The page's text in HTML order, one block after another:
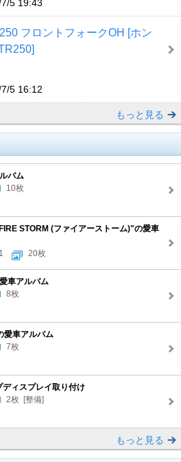
5 19:43
フロントフォークOH [ホン
5 16:12
もっと見る
バム
10枚
STORM (ファイアーストーム)"の愛車
1 20枚
車アルバム
8枚
車アルバム
7枚
ィスプレイ取り付け
2枚 [整備]
もっと見る